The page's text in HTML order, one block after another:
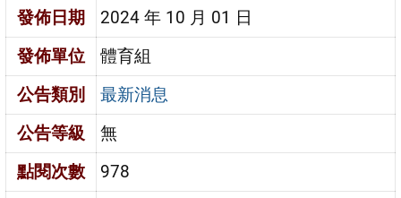
發佈日期
2024 年 10 月 01 日
發佈單位
體育組
公告類別
最新消息
公告等級
無
點閱次數
978